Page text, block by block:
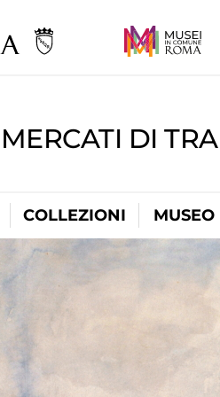
MERCATI DI
COLLEZIONI